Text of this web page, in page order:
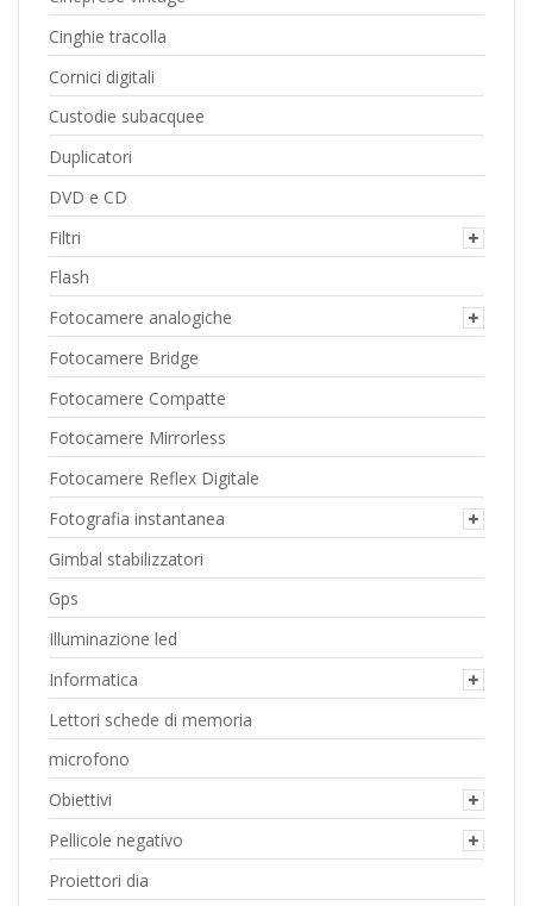
Cinghie tracolla
Cornici digitali
Custodie subacquee
Duplicatori
DVD e CD
Filtri
Flash
Fotocamere analogiche
Fotocamere Bridge
Fotocamere Compatte
Fotocamere Mirrorless
Fotocamere Reflex Digitale
Fotografia instantanea
Gimbal stabilizzatori
Gps
Illuminazione led
Informatica
Lettori schede di memoria
microfono
Obiettivi
Pellicole negativo
Proiettori dia